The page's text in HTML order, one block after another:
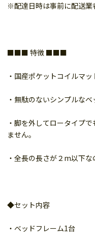
※配達日時は事前に配送業
■■■ 特徴 ■■■
・国産ポケットコイルマッ
・無駄のないシンプルなベ
・脚を外してロータイプ
ません。
・全長の長さが２m以下
◆セット内容
・ベッドフレーム1台